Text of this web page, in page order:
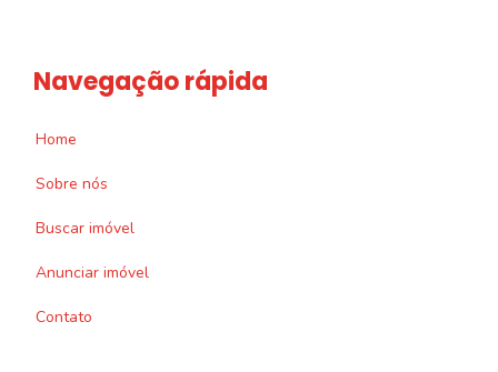
Navegação rápida
Home
Sobre nós
Buscar imóvel
Anunciar imóvel
Contato